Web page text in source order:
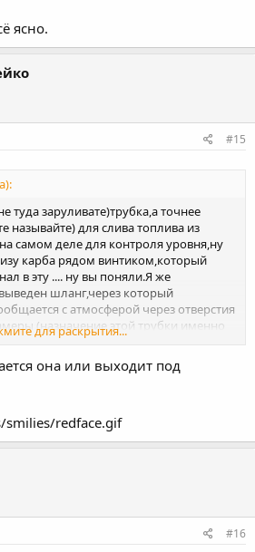
ясно.
#15
туда заруливате)трубка,а точнее
называйте) для слива топлива из
самом деле для контроля уровня,ну
карба рядом винтиком,который
в эту .... ну вы поняли.Я же
шланг,через который
с атмосферой через отверстия
(назначение этой трубки именно
с атмосферой,чтоб бензин
за разницы давлений).Если
ли эта трубка хрен знает где в
она выведена под мотоцикл
для раскрытия...
она или выходит под
redface.gif
#16